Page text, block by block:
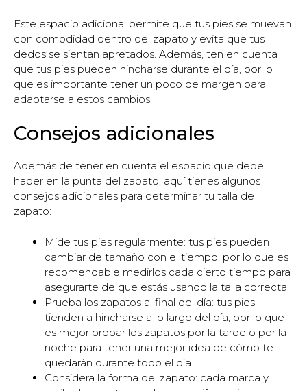
Este espacio adicional permite que tus pies se muevan
con comodidad dentro del zapato y evita que tus
dedos se sientan apretados. Además, ten en cuenta
que tus pies pueden hincharse durante el día, por lo
que es importante tener un poco de margen para
adaptarse a estos cambios.
Consejos adicionales
Además de tener en cuenta el espacio que debe
haber en la punta del zapato, aquí tienes algunos
consejos adicionales para determinar tu talla de
zapato:
Mide tus pies regularmente: tus pies pueden
cambiar de tamaño con el tiempo, por lo que es
recomendable medirlos cada cierto tiempo para
asegurarte de que estás usando la talla correcta.
Prueba los zapatos al final del día: tus pies
tienden a hincharse a lo largo del día, por lo que
es mejor probar los zapatos por la tarde o por la
noche para tener una mejor idea de cómo te
quedarán durante todo el día.
Considera la forma del zapato: cada marca y